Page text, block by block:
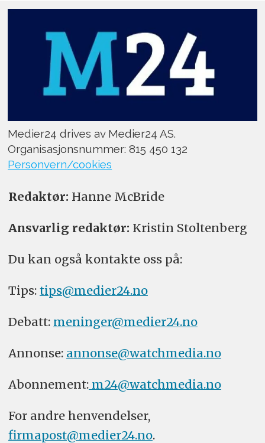
Medier24 drives av Medier24 AS.
Organisasjonsnummer: 815 450 132
Personvern/cookies
Redaktør: Hanne McBride
Ansvarlig redaktør: Kristin Stoltenberg
Du kan også kontakte oss på:
Tips: tips@medier24.no
Debatt: meninger@medier24.no
Annonse: annonse@watchmedia.no
Abonnement:m24@watchmedia.no
For andre henvendelser,
firmapost@medier24.no.